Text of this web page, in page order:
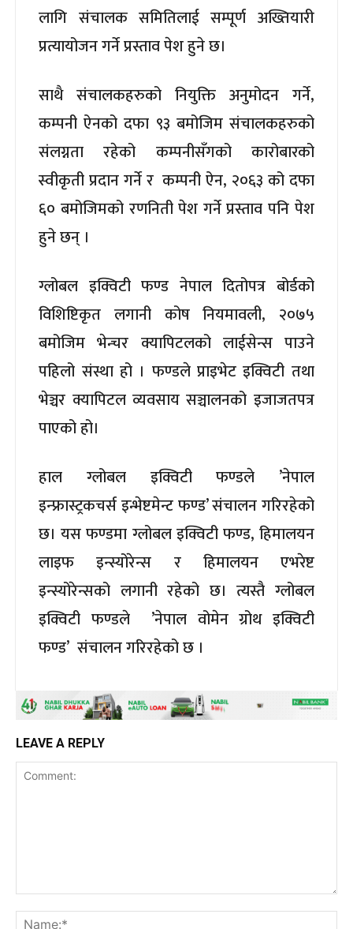
लागि संचालक समितिलाई सम्पूर्ण अख्तियारी
प्रत्यायोजन गर्ने प्रस्ताव पेश हुने छ।
साथै संचालकहरुको नियुक्ति अनुमोदन गर्ने,
कम्पनी ऐनको दफा ९३ बमोजिम संचालकहरुको
संलग्नता रहेको कम्पनीसँगको कारोबारको
स्वीकृती प्रदान गर्ने र कम्पनी ऐन, २०६३ को दफा
६० बमोजिमको रणनिती पेश गर्ने प्रस्ताव पनि पेश
हुने छन् ।
ग्लोबल इक्विटी फण्ड नेपाल दितोपत्र बोर्डको
विशिष्टिकृत लगानी कोष नियमावली, २०७५
बमोजिम भेन्चर क्यापिटलको लाईसेन्स पाउने
पहिलो संस्था हो । फण्डले प्राइभेट इक्विटी तथा
भेञ्चर क्यापिटल व्यवसाय सञ्चालनको इजाजतपत्र
पाएको हो।
हाल ग्लोबल इक्विटी फण्डले ’नेपाल
इन्फ्रास्ट्रकचर्स इन्भेष्टमेन्ट फण्ड’ संचालन गरिरहेको
छ। यस फण्डमा ग्लोबल इक्विटी फण्ड, हिमालयन
लाइफ इन्स्योरेन्स र हिमालयन एभरेष्ट
इन्स्योरेन्सको लगानी रहेको छ। त्यस्तै ग्लोबल
इक्विटी फण्डले ’नेपाल वोमेन ग्रोथ इक्विटी
फण्ड’ संचालन गरिरहेको छ ।
LEAVE A REPLY